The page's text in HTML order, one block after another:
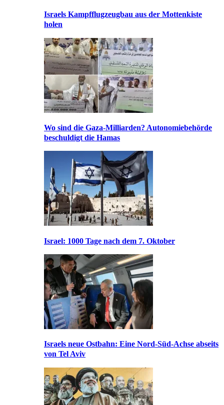
Israels Kampfflugzeugbau aus der Mottenkiste
holen
Wo sind die Gaza-Milliarden? Autonomiebehörde
beschuldigt die Hamas
Israel: 1000 Tage nach dem 7. Oktober
Israels neue Ostbahn: Eine Nord-Süd-Achse abseits
von Tel Aviv